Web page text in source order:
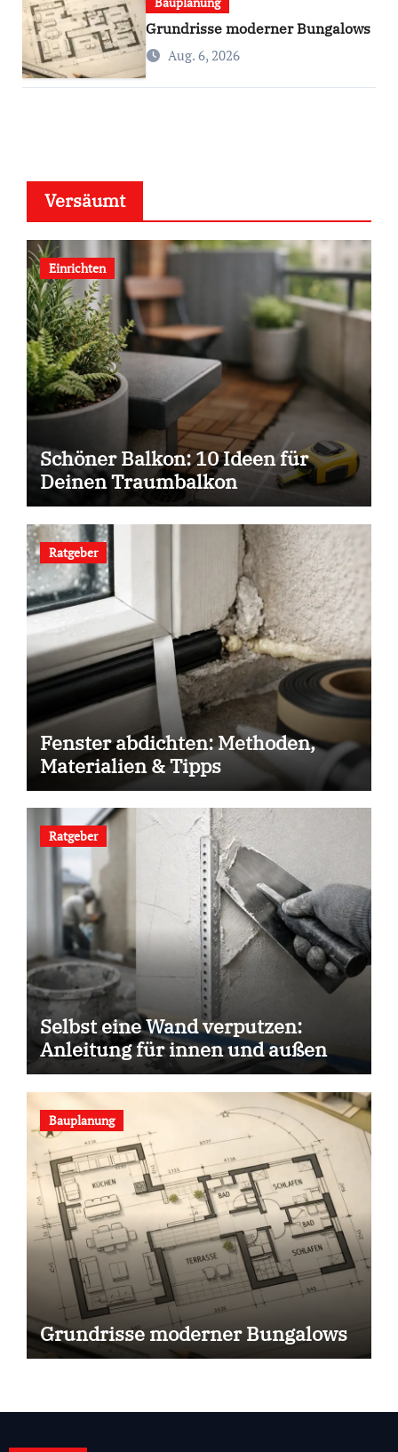
Grundrisse moderner Bungalows
Aug. 6, 2026
Versäumt
Einrichten
Schöner Balkon: 10 Ideen für
Deinen Traumbalkon
Ratgeber
Fenster abdichten: Methoden,
Materialien & Tipps
Ratgeber
Selbst eine Wand verputzen:
Anleitung für innen und außen
Bauplanung
Grundrisse moderner Bungalows